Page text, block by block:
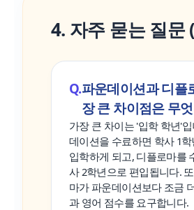
4. 자주 묻는 질문
파운데이션과 디플
장 큰 차이점은 무
가장 큰 차이는 '입학 학년'
데이션을 수료하면 학사 1
입학하게 되고, 디플로마를
사 2학년으로 편입됩니다.
마가 파운데이션보다 조금
과 영어 점수를 요구합니다.